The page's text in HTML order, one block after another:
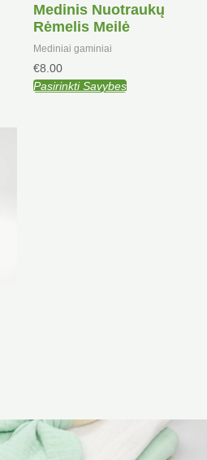
Medinis Nuotraukų
Rėmelis Meilė
Mediniai gaminiai
€8.00
Pasirinkti Savybes